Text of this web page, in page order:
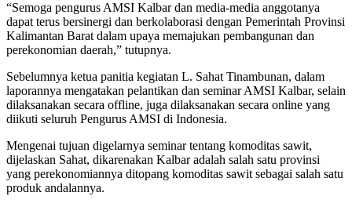
“Semoga pengurus AMSI Kalbar dan media-media anggotanya
dapat terus bersinergi dan berkolaborasi dengan Pemerintah Provinsi
Kalimantan Barat dalam upaya memajukan pembangunan dan
perekonomian daerah,” tutupnya.
Sebelumnya ketua panitia kegiatan L. Sahat Tinambunan, dalam
laporannya mengatakan pelantikan dan seminar AMSI Kalbar, selain
dilaksanakan secara offline, juga dilaksanakan secara online yang
diikuti seluruh Pengurus AMSI di Indonesia.
Mengenai tujuan digelarnya seminar tentang komoditas sawit,
dijelaskan Sahat, dikarenakan Kalbar adalah salah satu provinsi
yang perekonomiannya ditopang komoditas sawit sebagai salah satu
produk andalannya.